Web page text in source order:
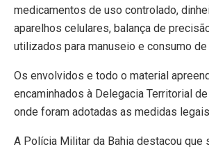
medicamentos de uso controlado,
aparelhos celulares, balança de
utilizados para manuseio e consumo de
Os envolvidos e todo o material
encaminhados à Delegacia Territorial
onde foram adotadas as medidas
A Polícia Militar da Bahia destacou que